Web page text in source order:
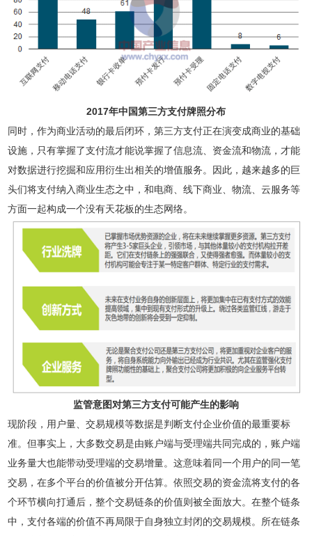
2017年中国第三方支付牌照分布
同时，作为商业活动的最后闭环，第三方支付正在演变成商业的基础
设施，只有掌握了支付流才能说掌握了信息流、资金流和物流，才能
对数据进行挖掘和应用衍生出相关的增值服务。因此，越来越多的巨
头们将支付纳入商业生态之中，和电商、线下商业、物流、云服务等
方面一起构成一个没有天花板的生态网络。
监管意图对第三方支付可能产生的影响
现阶段，用户量、交易规模等数据是判断支付企业价值的最重要标
准。但事实上，大多数交易是由账户端与受理端共同完成的，账户端
业务量大也能带动受理端的交易增量。这意味着同一个用户的同一笔
交易，在多个平台的价值被分开估算。依照交易的资金流将支付的各
个环节横向打通后，整个交易链条的价值则被全面放大。在整个链条
中，支付各端的价值不再局限于自身独立封闭的交易规模。所在链条